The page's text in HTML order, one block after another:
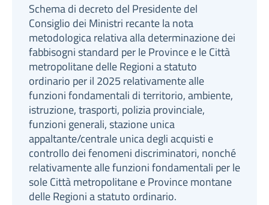
Schema di decreto del Presidente del
Consiglio dei Ministri recante la nota
metodologica relativa alla determinazione dei
fabbisogni standard per le Province e le Città
metropolitane delle Regioni a statuto
ordinario per il 2025 relativamente alle
funzioni fondamentali di territorio, ambiente,
istruzione, trasporti, polizia provinciale,
funzioni generali, stazione unica
appaltante/centrale unica degli acquisti e
controllo dei fenomeni discriminatori, nonché
relativamente alle funzioni fondamentali per le
sole Città metropolitane e Province montane
delle Regioni a statuto ordinario.